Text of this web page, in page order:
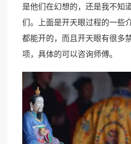
是他们在幻想的，还是我不知
们。上面是开天眼过程的一些
都能开的，而且开天眼有很多
项，具体的可以咨询师傅。